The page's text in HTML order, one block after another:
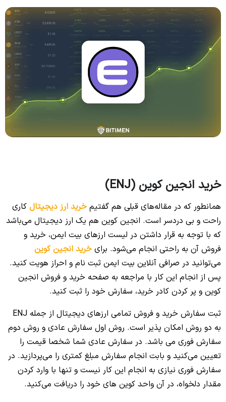
خرید انجین کوین (ENJ)
همانطور که در مقاله‌های قبلی هم گفتیم خرید ارز دیجیتال کاری
راحت و بی دردسر است. انجین کوین هم یک ارز دیجیتال می‌باشد
که با توجه به قرار داشتن در لیست ارزهای بیت ایمن، خرید و
فروش آن به راحتی انجام می‌شود. برای خرید انجین کوین
می‌توانید در صرافی آنلاین بیت ایمن ثبت نام و احراز هویت کنید.
پس از انجام این کار با مراجعه به صفحه خرید و فروش انجین
کوین و پر کردن کادر خرید، سفارش خود را ثبت کنید.
ثبت سفارش خرید و فروش تمامی ارزهای دیجیتال از جمله ENJ
به دو روش امکان پذیر است. روش اول سفارش عادی و روش دوم
سفارش فوری می باشد. در سفارش عادی شما شخصا قیمت را
تعیین می‌کنید و بابت انجام سفارش مبلغ کمتری را می‌پردازید. در
سفارش فوری نیازی به انجام این کار نیست و تنها با وارد کردن
مقدار دلخواه، در آن واحد کوین های خود را دریافت می‌کنید.